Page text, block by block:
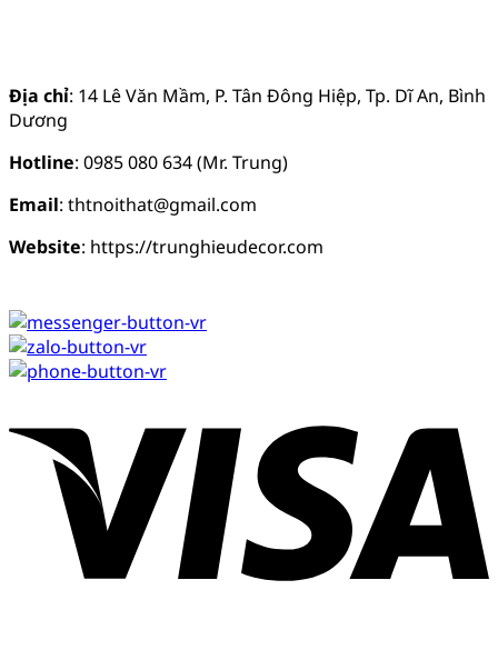
Địa chỉ: 14 Lê Văn Mầm, P. Tân Đông Hiệp, Tp. Dĩ An, Bình
Dương
Hotline: 0985 080 634 (Mr. Trung)
Email: thtnoithat@gmail.com
Website: https://trunghieudecor.com